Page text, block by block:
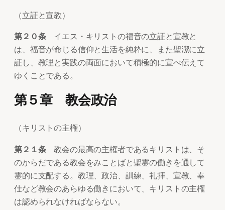
（立証と宣教）
第２０条イエス・キリストの福音の立証と宣教と
は、福音が命じる信仰と生活を純粋に、また聖潔に立
証し、教理と実践の両面において積極的に宣べ伝えて
ゆくことである。
第５章 教会政治
（キリストの主権）
第２１条教会の最高の主権者であるキリストは、そ
のからだである教会をみことばと聖霊の働きを通して
霊的に支配する。教理、政治、訓練、礼拝、宣教、奉
仕など教会のあらゆる働きにおいて、キリストの主権
は認められなければならない。